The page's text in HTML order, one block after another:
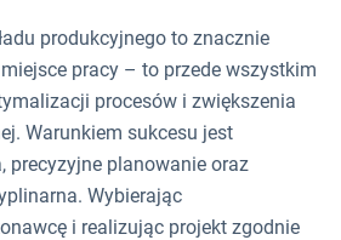
produkcyjnego to znacznie
pracy – to przede wszystkim
procesów i zwiększenia
Warunkiem sukcesu jest
precyzyjne planowanie oraz
Wybierając
i realizując projekt zgodnie